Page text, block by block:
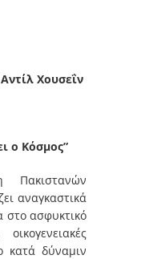
Χουσεΐν
ο Κόσμος”
αναγκαστικά
στο ασφυκτικό
κατά δύναμιν